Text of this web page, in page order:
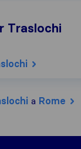
Traslochi
a Rome